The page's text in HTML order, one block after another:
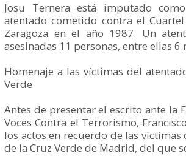
Josu Ternera está imputado
atentado cometido contra el
Zaragoza en el año 1987. Un
asesinadas 11 personas, entre ellas 6
Homenaje a las víctimas del
Verde
Antes de presentar el escrito ante la
Voces Contra el Terrorismo,
los actos en recuerdo de las víctimas
de la Cruz Verde de Madrid, del que